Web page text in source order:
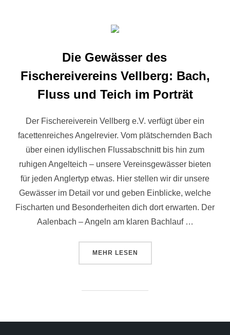
Die Gewässer des
Fischereivereins Vellberg: Bach,
Fluss und Teich im Porträt
Der Fischereiverein Vellberg e.V. verfügt über ein
facettenreiches Angelrevier. Vom plätschernden Bach
über einen idyllischen Flussabschnitt bis hin zum
ruhigen Angelteich – unsere Vereinsgewässer bieten
für jeden Anglertyp etwas. Hier stellen wir dir unsere
Gewässer im Detail vor und geben Einblicke, welche
Fischarten und Besonderheiten dich dort erwarten. Der
Aalenbach – Angeln am klaren Bachlauf …
MEHR LESEN